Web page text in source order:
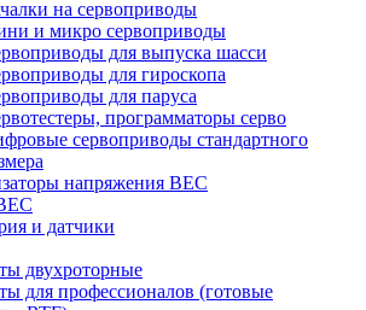
на сервоприводы
и микро сервоприводы
для выпуска шасси
для гироскопа
для паруса
программаторы серво
сервоприводы стандартного
напряжения BEC
и датчики
двухроторные
для профессионалов (готовые